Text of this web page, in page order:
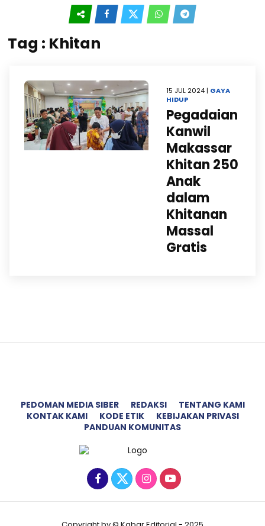
Tag : Khitan
15 JUL 2024 | GAYA
HIDUP
Pegadaian
Kanwil
Makassar
Khitan 250
Anak
dalam
Khitanan
Massal
Gratis
PEDOMAN MEDIA SIBER REDAKSI
TENTANG KAMI
KONTAK KAMI
KODE ETIK
KEBIJAKAN PRIVASI
PANDUAN KOMUNITAS